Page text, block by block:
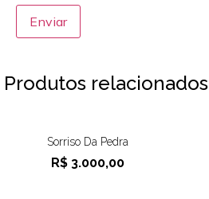
Produtos relacionados
Sorriso Da Pedra
R$3.000,00